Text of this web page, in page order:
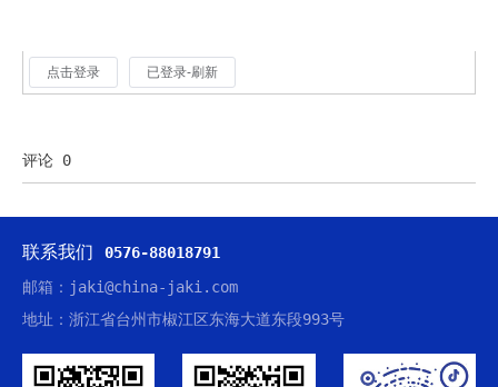
点击登录 已登录-刷新
评论 0
联系我们 0576-88018791
邮箱：jaki@china-jaki.com
地址：浙江省台州市椒江区东海大道东段993号